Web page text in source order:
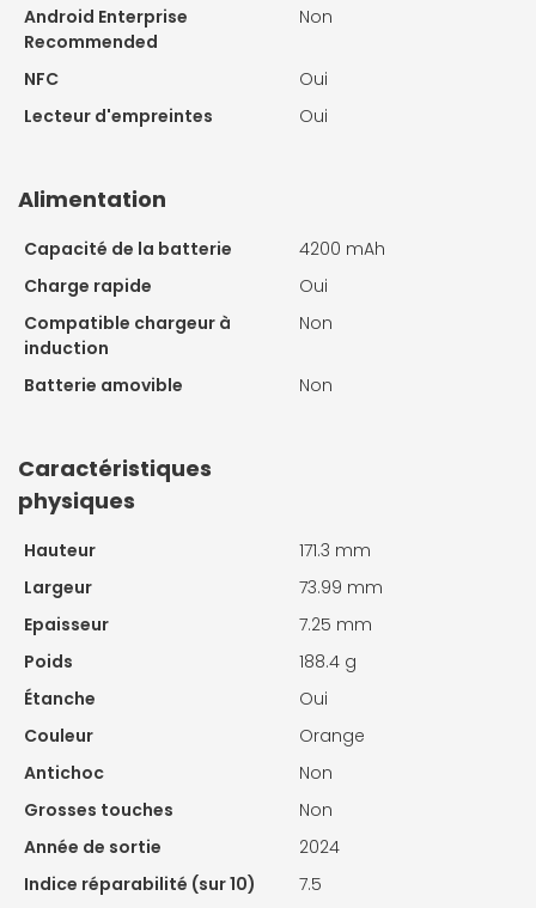
Android Enterprise
Recommended
Non
NFC
Oui
Lecteur d'empreintes
Oui
Alimentation
Capacité de la batterie
4200 mAh
Charge rapide
Oui
Compatible chargeur à
induction
Non
Batterie amovible Non
Caractéristiques
physiques
Hauteur
171.3 mm
Largeur
73.99 mm
Epaisseur
7.25 mm
Poids
188.4 g
Étanche
Oui
Couleur
Orange
Antichoc
Non
Grosses touches
Non
Année de sortie
2024
Indice réparabilité (sur 10)
7.5